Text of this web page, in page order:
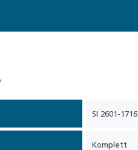
SI 2601-1716
Komplett